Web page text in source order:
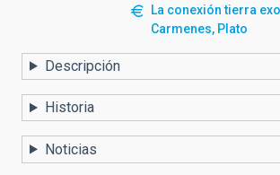
La conexión tierra
Carmenes, Plato
Descripción
Historia
Noticias